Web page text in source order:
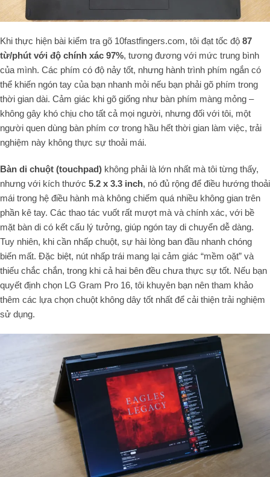
Khi thực hiện bài kiểm tra gõ 10fastfingers.com, tôi đạt tốc độ 87
từ/phút với độ chính xác 97%, tương đương với mức trung bình
của mình. Các phím có độ nảy tốt, nhưng hành trình phím ngắn có
thể khiến ngón tay của bạn nhanh mỏi nếu bạn phải gõ phím trong
thời gian dài. Cảm giác khi gõ giống như bàn phím màng mỏng –
không gây khó chịu cho tất cả mọi người, nhưng đối với tôi, một
người quen dùng bàn phím cơ trong hầu hết thời gian làm việc, trải
nghiệm này không thực sự thoải mái.
Bàn di chuột (touchpad) không phải là lớn nhất mà tôi từng thấy,
nhưng với kích thước 5.2 x 3.3 inch, nó đủ rộng để điều hướng thoải
mái trong hệ điều hành mà không chiếm quá nhiều không gian trên
phần kê tay. Các thao tác vuốt rất mượt mà và chính xác, với bề
mặt bàn di có kết cấu lý tưởng, giúp ngón tay di chuyển dễ dàng.
Tuy nhiên, khi cần nhấp chuột, sự hài lòng ban đầu nhanh chóng
biến mất. Đặc biệt, nút nhấp trái mang lại cảm giác “mềm oặt” và
thiếu chắc chắn, trong khi cả hai bên đều chưa thực sự tốt. Nếu bạn
quyết định chọn LG Gram Pro 16, tôi khuyên bạn nên tham khảo
thêm các lựa chọn chuột không dây tốt nhất để cải thiện trải nghiệm
sử dụng.